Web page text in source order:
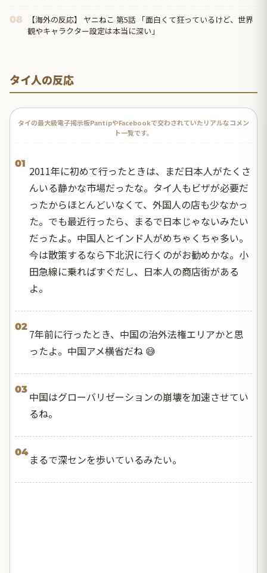
08
【海外の反応】 ヤニねこ 第5話 「面白くて狂っているけど、世界
観やキャラクター設定は本当に深い」
タイ人の反応
タイの最大級電子掲示板PantipやFacebookで交わされていたリアルなコメン
ト一覧です。
01
2011年に初めて行ったときは、まだ日本人がたくさ
んいる静かな市場だったな。タイ人もビザが必要だ
ったからほとんどいなくて、外国人の店も少なかっ
た。でも最近行ったら、まるで日本じゃないみたい
だったよ。中国人とインド人がめちゃくちゃ多い。
今は散策するなら下北沢に行くのがお勧めかな。小
田急線に乗ればすぐだし、日本人の商店街がある
よ。
02
7年前に行ったとき、中国の治外法権エリアかと思
ったよ。中国アメ横省だね 😅
03
中国はグローバリゼーションの崩壊を加速させてい
るね。
04
まるで深センを歩いているみたい。